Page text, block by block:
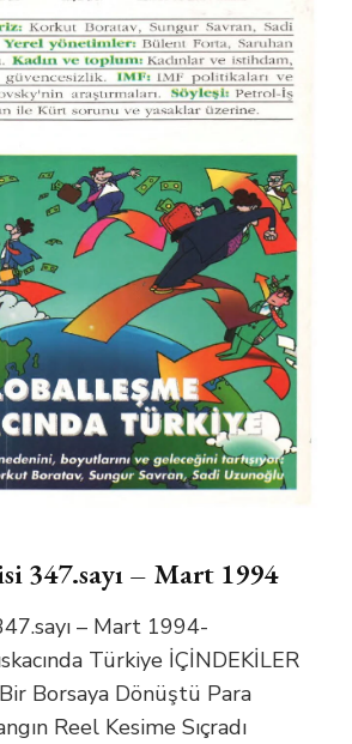
347.sayı – Mart 1994
– Mart 1994-
Türkiye İÇİNDEKİLER
Borsaya Dönüştü Para
Reel Kesime Sıçradı